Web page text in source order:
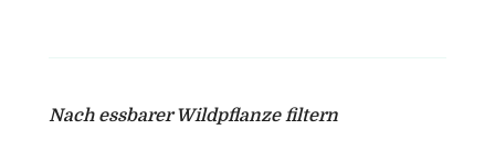
Nach essbarer Wildpflanze filtern